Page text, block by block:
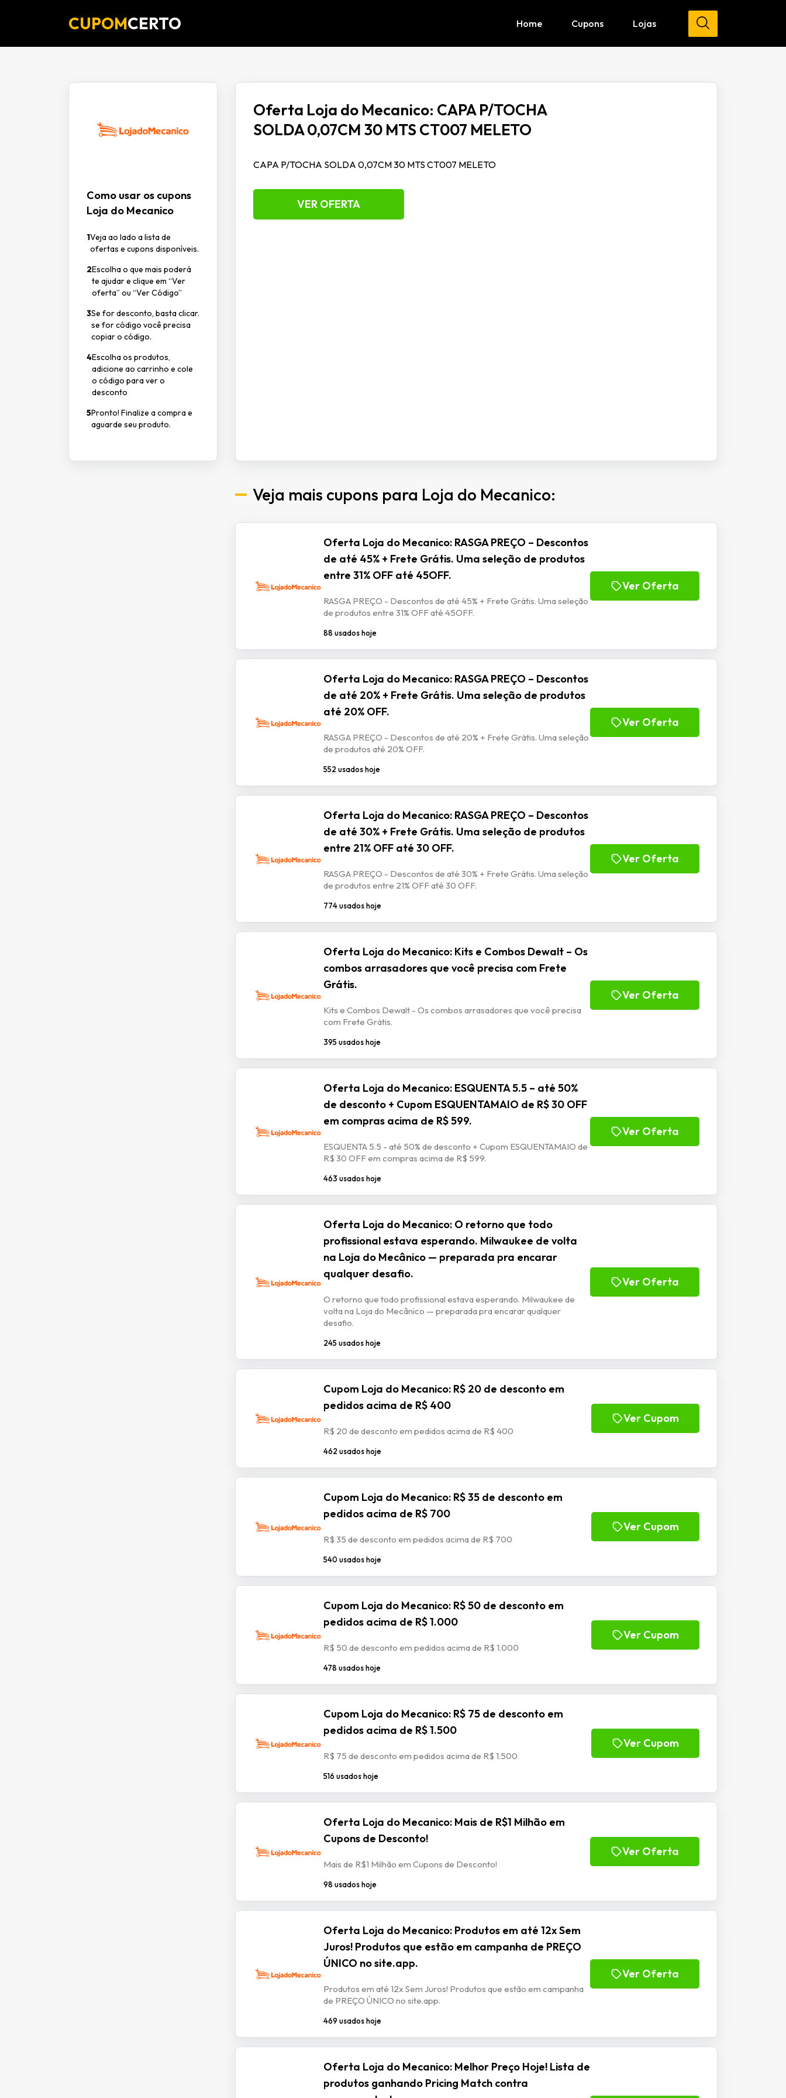
CUPOMCERTO Home Cupons Lojas
Como usar os cupons
Loja do Mecanico
1Veja ao lado a lista de
ofertas e cupons disponíveis.
2Escolha o que mais poderá
te ajudar e clique em “Ver
oferta” ou “Ver Código”
3Se for desconto, basta clicar.
se for código você precisa
copiar o código.
4Escolha os produtos,
adicione ao carrinho e cole
o código para ver o
desconto
5Pronto! Finalize a compra e
aguarde seu produto.
Oferta Loja do Mecanico: CAPA P/TOCHA
SOLDA 0,07CM 30 MTS CT007 MELETO
CAPA P/TOCHA SOLDA 0,07CM 30 MTS CT007 MELETO
VER OFERTA
Veja mais cupons para Loja do Mecanico:
Oferta Loja do Mecanico: RASGA PREÇO – Descontos
de até 45% + Frete Grátis. Uma seleção de produtos
entre 31% OFF até 45OFF.
RASGA PREÇO - Descontos de até 45% + Frete Grátis. Uma seleção
de produtos entre 31% OFF até 45OFF.
88 usados hoje
Ver Oferta
Oferta Loja do Mecanico: RASGA PREÇO – Descontos
de até 20% + Frete Grátis. Uma seleção de produtos
até 20% OFF.
RASGA PREÇO - Descontos de até 20% + Frete Grátis. Uma seleção
de produtos até 20% OFF.
552 usados hoje
Ver Oferta
Oferta Loja do Mecanico: RASGA PREÇO – Descontos
de até 30% + Frete Grátis. Uma seleção de produtos
entre 21% OFF até 30 OFF.
RASGA PREÇO - Descontos de até 30% + Frete Grátis. Uma seleção
de produtos entre 21% OFF até 30 OFF.
774 usados hoje
Ver Oferta
Oferta Loja do Mecanico: Kits e Combos Dewalt – Os
combos arrasadores que você precisa com Frete
Grátis.
Kits e Combos Dewalt - Os combos arrasadores que você precisa
com Frete Grátis.
395 usados hoje
Ver Oferta
Oferta Loja do Mecanico: ESQUENTA 5.5 – até 50%
de desconto + Cupom ESQUENTAMAIO de R$ 30 OFF
em compras acima de R$ 599.
ESQUENTA 5.5 - até 50% de desconto + Cupom ESQUENTAMAIO de
R$ 30 OFF em compras acima de R$ 599.
463 usados hoje
Ver Oferta
Oferta Loja do Mecanico: O retorno que todo
profissional estava esperando. Milwaukee de volta
na Loja do Mecânico — preparada pra encarar
qualquer desafio.
O retorno que todo profissional estava esperando. Milwaukee de
volta na Loja do Mecânico — preparada pra encarar qualquer
desafio.
245 usados hoje
Ver Oferta
Cupom Loja do Mecanico: R$ 20 de desconto em
pedidos acima de R$ 400
R$ 20 de desconto em pedidos acima de R$ 400
462 usados hoje
Ver Cupom
Cupom Loja do Mecanico: R$ 35 de desconto em
pedidos acima de R$ 700
R$ 35 de desconto em pedidos acima de R$ 700
540 usados hoje
Ver Cupom
Cupom Loja do Mecanico: R$ 50 de desconto em
pedidos acima de R$ 1.000
R$ 50 de desconto em pedidos acima de R$ 1.000
478 usados hoje
Ver Cupom
Cupom Loja do Mecanico: R$ 75 de desconto em
pedidos acima de R$ 1.500
R$ 75 de desconto em pedidos acima de R$ 1.500
516 usados hoje
Ver Cupom
Oferta Loja do Mecanico: Mais de R$1 Milhão em
Cupons de Desconto!
Mais de R$1 Milhão em Cupons de Desconto!
98 usados hoje
Ver Oferta
Oferta Loja do Mecanico: Produtos em até 12x Sem
Juros! Produtos que estão em campanha de PREÇO
ÚNICO no site.app.
Produtos em até 12x Sem Juros! Produtos que estão em campanha
de PREÇO ÚNICO no site.app.
469 usados hoje
Ver Oferta
Oferta Loja do Mecanico: Melhor Preço Hoje! Lista de
produtos ganhando Pricing Match contra